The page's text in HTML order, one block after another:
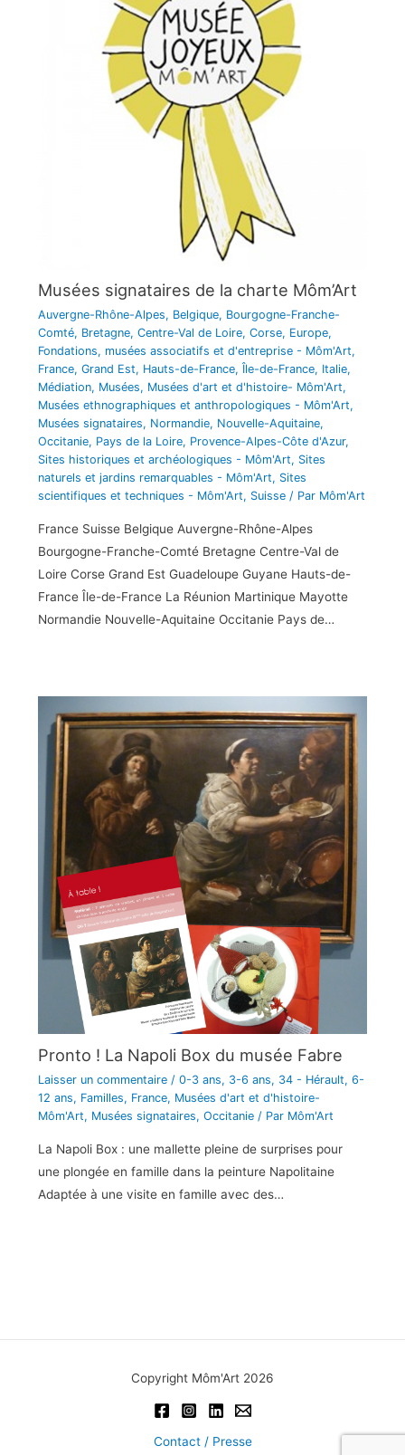
Musées signataires de la charte Môm’Art
Auvergne-Rhône-Alpes, Belgique, Bourgogne-Franche-
Comté, Bretagne, Centre-Val de Loire, Corse, Europe,
Fondations, musées associatifs et d'entreprise - Môm'Art,
France, Grand Est, Hauts-de-France, Île-de-France, Italie,
Médiation, Musées, Musées d'art et d'histoire- Môm'Art,
Musées ethnographiques et anthropologiques - Môm'Art,
Musées signataires, Normandie, Nouvelle-Aquitaine,
Occitanie, Pays de la Loire, Provence-Alpes-Côte d'Azur,
Sites historiques et archéologiques - Môm'Art, Sites
naturels et jardins remarquables - Môm'Art, Sites
scientifiques et techniques - Môm'Art, Suisse/ Par Môm'Art
France Suisse Belgique Auvergne-Rhône-Alpes
Bourgogne-Franche-Comté Bretagne Centre-Val de
Loire Corse Grand Est Guadeloupe Guyane Hauts-de-
France Île-de-France La Réunion Martinique Mayotte
Normandie Nouvelle-Aquitaine Occitanie Pays de…
Pronto ! La Napoli Box du musée Fabre
Laisser un commentaire / 0-3 ans, 3-6 ans, 34 - Hérault, 6-
12 ans, Familles, France, Musées d'art et d'histoire-
Môm'Art, Musées signataires, Occitanie/ Par Môm'Art
La Napoli Box : une mallette pleine de surprises pour
une plongée en famille dans la peinture Napolitaine
Adaptée à une visite en famille avec des…
Copyright Môm'Art 2026
Contact / Presse